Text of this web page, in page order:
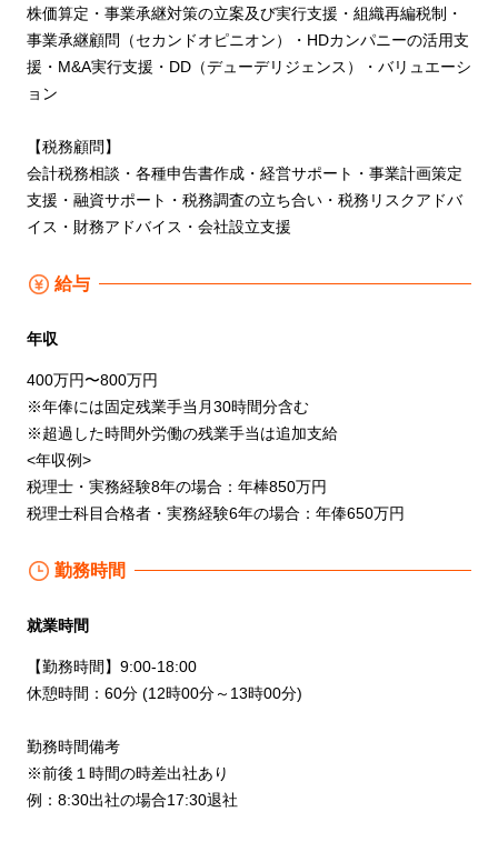
株価算定・事業承継対策の立案及び実行支援・組織再編税制・
事業承継顧問（セカンドオピニオン）・HDカンパニーの活用支
援・M&A実行支援・DD（デューデリジェンス）・バリュエーシ
ョン
【税務顧問】
会計税務相談・各種申告書作成・経営サポート・事業計画策定
支援・融資サポート・税務調査の立ち合い・税務リスクアドバ
イス・財務アドバイス・会社設立支援
給与
年収
400万円〜800万円
※年俸には固定残業手当月30時間分含む
※超過した時間外労働の残業手当は追加支給
<年収例>
税理士・実務経験8年の場合：年棒850万円
税理士科目合格者・実務経験6年の場合：年俸650万円
勤務時間
就業時間
【勤務時間】9:00-18:00
休憩時間：60分 (12時00分～13時00分)
勤務時間備考
※前後１時間の時差出社あり
例：8:30出社の場合17:30退社